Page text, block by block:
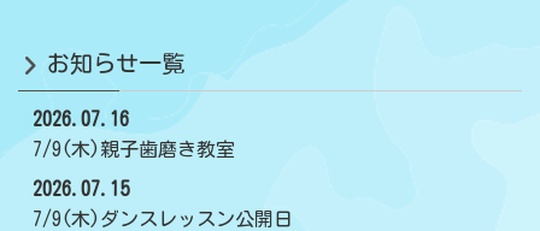
お知らせ一覧
2026.07.16
7/9(木)親子歯磨き教室
2026.07.15
7/9(木)ダンスレッスン公開日